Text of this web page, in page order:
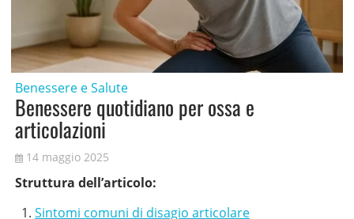
Benessere e Salute
Benessere quotidiano per ossa e
articolazioni
14 maggio 2025
Struttura dell’articolo:
Sintomi comuni di disagio articolare